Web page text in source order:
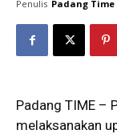
Penulis Padang Time
Padang TIME –
melaksanakan